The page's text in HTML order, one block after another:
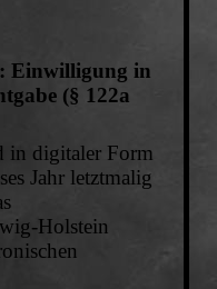
Einwilligung in
(§ 122a
in digitaler Form
Jahr letztmalig
Holstein